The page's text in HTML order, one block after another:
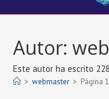
Autor:
Este autor ha escrito
> webmaster > Página